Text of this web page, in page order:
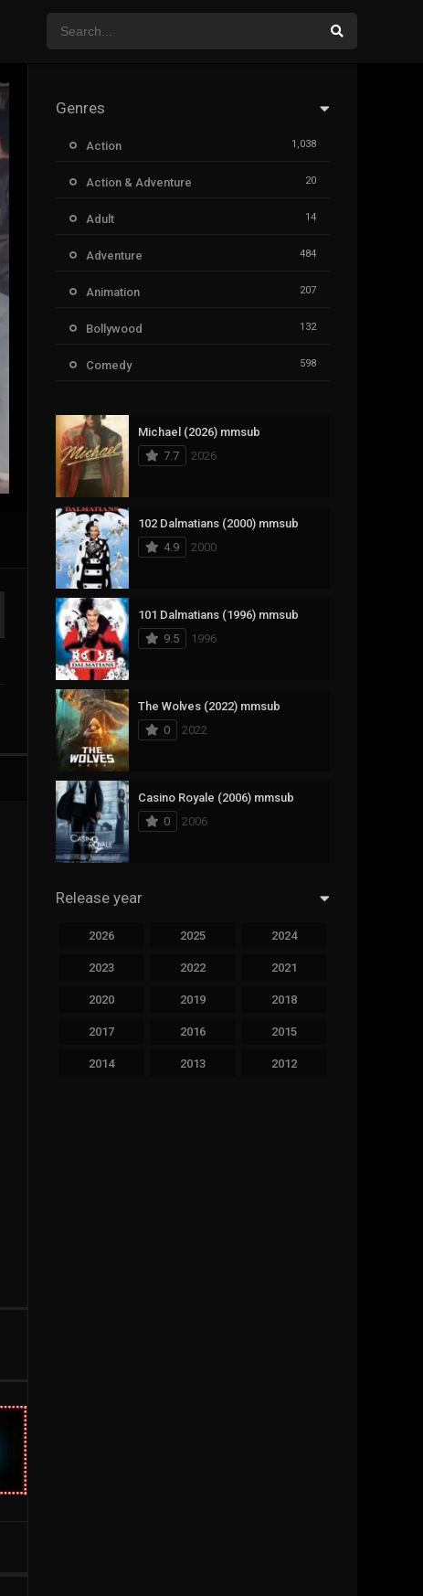
Genres
Action 1,038
Action & Adventure 20
Adult 14
Adventure 484
Animation 207
Bollywood 132
Comedy 598
Documentary
Drama
Fantasy
History
Horror
Korean
Music
Mystery
Reality
Romance
Sci-Fi & Fantasy
Science Fiction
Western
Michael (2026) mmsub
7.7
2026
102 Dalmatians (2000) mmsub
4.9
2000
101 Dalmatians (1996) mmsub
9.5
1996
The Wolves (2022) mmsub
0
2022
Casino Royale (2006) mmsub
0
2006
Release year
2026 2025 2024
2023 2022 2021
2020 2019 2018
2017 2016 2015
2014 2013 2012